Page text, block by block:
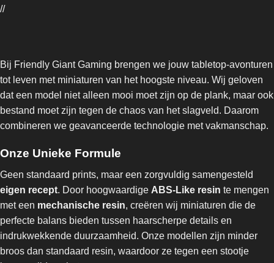
//
Bij Friendly Giant Gaming brengen we jouw tabletop-avonturen
tot leven met miniaturen van het hoogste niveau. Wij geloven
dat een model niet alleen mooi moet zijn op de plank, maar ook
bestand moet zijn tegen de chaos van het slagveld. Daarom
combineren we geavanceerde technologie met vakmanschap.
Onze Unieke Formule
Geen standaard prints, maar een zorgvuldig samengesteld
eigen recept. Door hoogwaardige ABS-Like resin te mengen
met een mechanische resin, creëren wij miniaturen die de
perfecte balans bieden tussen haarscherpe details en
indrukwekkende duurzaamheid. Onze modellen zijn minder
broos dan standaard resin, waardoor ze tegen een stootje